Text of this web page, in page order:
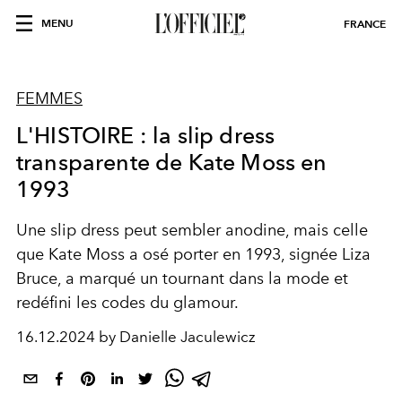
MENU FRANCE
FEMMES
L'HISTOIRE : la slip dress
transparente de Kate Moss en
1993
Une slip dress peut sembler anodine, mais celle
que Kate Moss a osé porter en 1993, signée Liza
Bruce, a marqué un tournant dans la mode et
redéfini les codes du glamour.
16.12.2024 by Danielle Jaculewicz